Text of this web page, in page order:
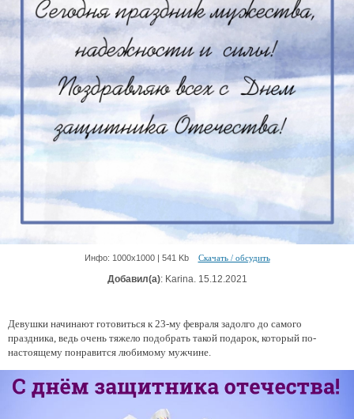
Инфо: 1000х1000 | 541 Kb Скачать / обсудить
Добавил(а): Karina. 15.12.2021
Девушки начинают готовиться к 23-му февраля задолго до самого
праздника, ведь очень тяжело подобрать такой подарок, который по-
настоящему понравится любимому мужчине.